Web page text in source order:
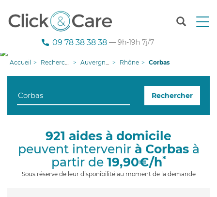
T
n
g
09 78 38 38 38 — 9h-19h 7j/7
Accueil Recherche aide à domicile Auvergne-Rhône-Alpes Rhône Corbas
Rechercher
921 aides à domicile
peuvent intervenir à Corbasà
partir de 19,90€/h*
Sous réserve de leur disponibilité au moment de la demande